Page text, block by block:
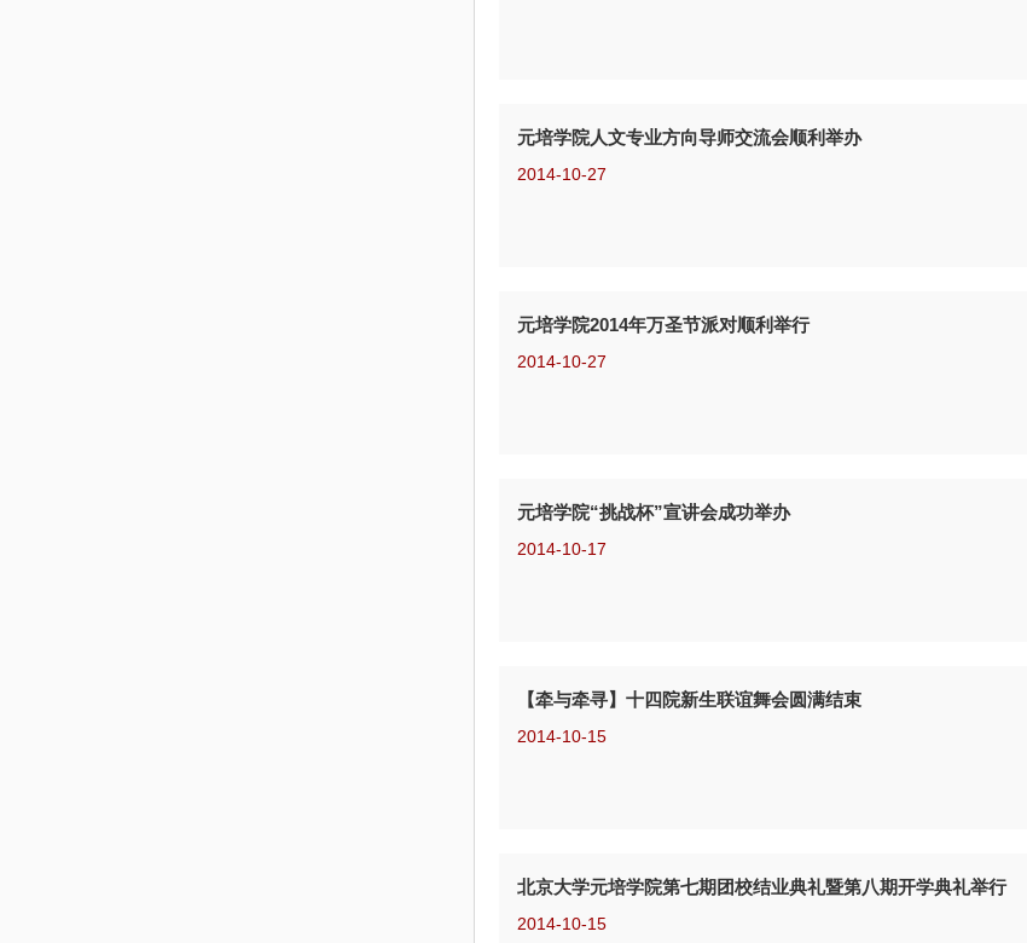
元培学院人文专业方向导师交流会顺利举办
2014-10-27
元培学院2014年万圣节派对顺利举行
2014-10-27
元培学院“挑战杯”宣讲会成功举办
2014-10-17
【牵与牵寻】十四院新生联谊舞会圆满结束
2014-10-15
北京大学元培学院第七期团校结业典礼暨第八期开学典礼举行
2014-10-15